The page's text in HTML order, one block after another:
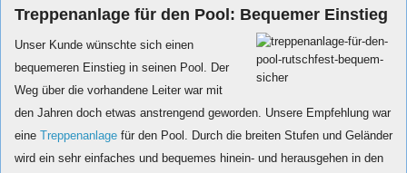
Treppenanlage für den Pool: Bequemer Einstieg
Unser Kunde wünschte sich einen
bequemeren Einstieg in seinen Pool. Der
Weg über die vorhandene Leiter war mit
den Jahren doch etwas anstrengend geworden. Unsere Empfehlung war
eine Treppenanlage für den Pool. Durch die breiten Stufen und Geländer
wird ein sehr einfaches und bequemes hinein- und herausgehen in den